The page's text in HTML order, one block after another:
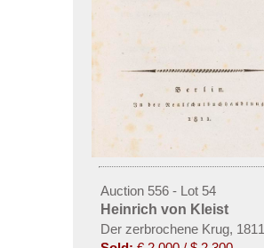
Auction 556 - Lot 54
Heinrich von Kleist
Der zerbrochene Krug, 1811